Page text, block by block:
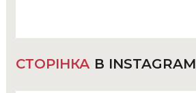
СТОРІНКА В INSTAGRAM